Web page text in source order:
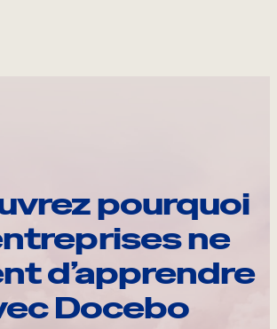
pourquoi
ne
d’apprendre
Docebo